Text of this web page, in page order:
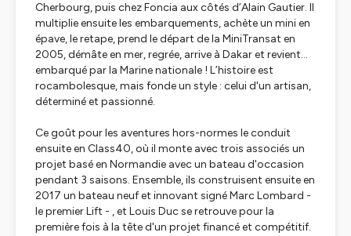
Cherbourg, puis chez Foncia aux côtés d’Alain Gautier. Il
multiplie ensuite les embarquements, achète un mini en
épave, le retape, prend le départ de la MiniTransat en
2005, démâte en mer, regrée, arrive à Dakar et revient…
embarqué par la Marine nationale ! L’histoire est
rocambolesque, mais fonde un style : celui d'un artisan,
déterminé et passionné.
Ce goût pour les aventures hors-normes le conduit
ensuite en Class40, où il monte avec trois associés un
projet basé en Normandie avec un bateau d'occasion
pendant 3 saisons. Ensemble, ils construisent ensuite en
2017 un bateau neuf et innovant signé Marc Lombard -
le premier Lift - , et Louis Duc se retrouve pour la
première fois à la tête d'un projet financé et compétitif.